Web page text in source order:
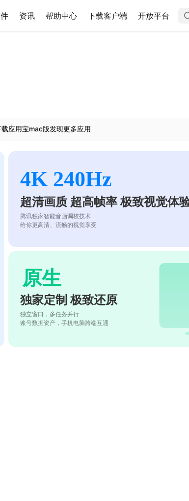
资讯 帮助中心 下载客户端 开放平台
应用宝mac版发现更多应用
4K 240Hz
超清画质 超高帧率 极致视觉体
腾讯独家智能音画调校技术
给你更高清、流畅的视觉享受
原生
独家定制 极致还原
独立窗口，多任务并行
账号数据资产，手机电脑跨端互通